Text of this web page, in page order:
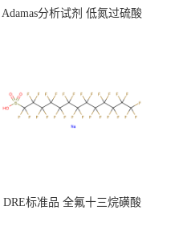
Adamas分析试剂 低氮过硫酸
DRE标准品 全氟十三烷磺酸